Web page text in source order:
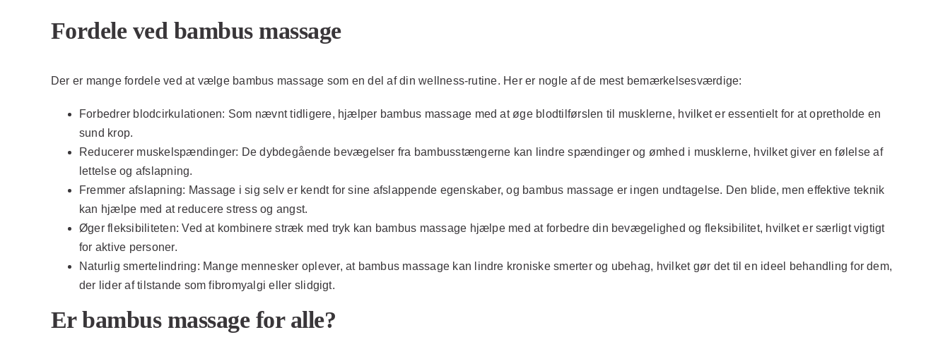
Fordele ved bambus massage
Der er mange fordele ved at vælge bambus massage som en del af din wellness-rutine. Her er nogle af de mest bemærkelsesværdige:
Forbedrer blodcirkulationen: Som nævnt tidligere, hjælper bambus massage med at øge blodtilførslen til musklerne, hvilket er essentielt for at opretholde en
sund krop.
Reducerer muskelspændinger: De dybdegående bevægelser fra bambusstængerne kan lindre spændinger og ømhed i musklerne, hvilket giver en følelse af
lettelse og afslapning.
Fremmer afslapning: Massage i sig selv er kendt for sine afslappende egenskaber, og bambus massage er ingen undtagelse. Den blide, men effektive teknik
kan hjælpe med at reducere stress og angst.
Øger fleksibiliteten: Ved at kombinere stræk med tryk kan bambus massage hjælpe med at forbedre din bevægelighed og fleksibilitet, hvilket er særligt vigtigt
for aktive personer.
Naturlig smertelindring: Mange mennesker oplever, at bambus massage kan lindre kroniske smerter og ubehag, hvilket gør det til en ideel behandling for dem,
der lider af tilstande som fibromyalgi eller slidgigt.
Er bambus massage for alle?